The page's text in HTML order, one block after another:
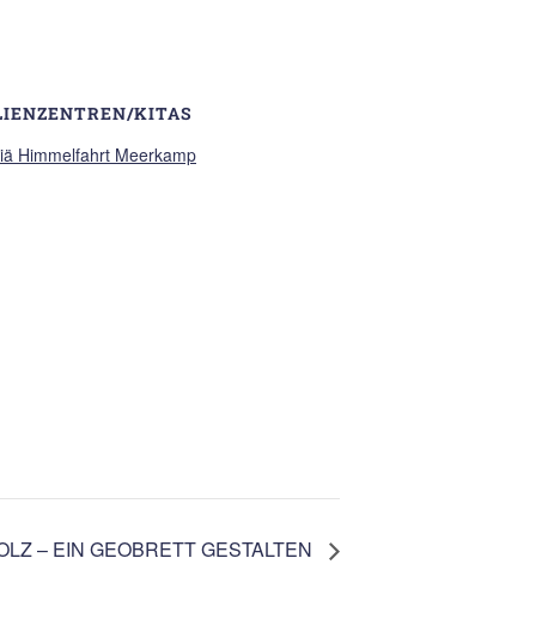
KITAS
Himmelfahrt Meerkamp
– EIN GEOBRETT GESTALTEN